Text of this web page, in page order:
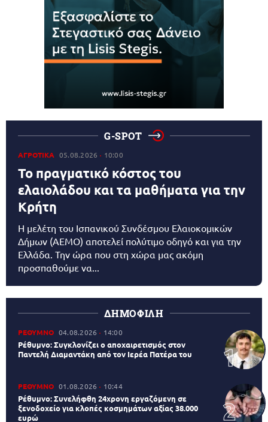
G-SPOT
ΑΓΡΟΤΙΚΑ 05.08.2026 10:00
Το πραγματικό κόστος του
ελαιολάδου και τα μαθήματα για την
Κρήτη
Η μελέτη του Ισπανικού Συνδέσμου Ελαιοκομικών
Δήμων (AEMO) αποτελεί πολύτιμο οδηγό και για την
Ελλάδα. Την ώρα που στη χώρα μας ακόμη
προσπαθούμε να...
ΔΗΜΟΦΙΛΗ
ΡΕΘΥΜΝΟ 04.08.2026 14:00
Ρέθυμνο: Συγκλονίζει ο αποχαιρετισμός στον
Παντελή Διαμαντάκη από τον Ιερέα Πατέρα του
ΡΕΘΥΜΝΟ 01.08.2026 10:44
Ρέθυμνο: Συνελήφθη 24χρονη εργαζόμενη σε
ξενοδοχείο για κλοπές κοσμημάτων αξίας 38.000
ευρώ